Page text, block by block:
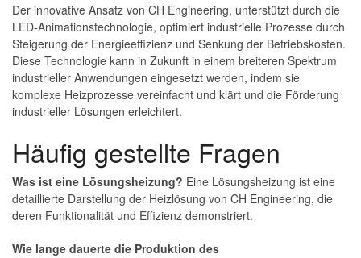
Der innovative Ansatz von CH Engineering, unterstützt durch die
LED-Animationstechnologie, optimiert industrielle Prozesse durch
Steigerung der Energieeffizienz und Senkung der Betriebskosten.
Diese Technologie kann in Zukunft in einem breiteren Spektrum
industrieller Anwendungen eingesetzt werden, indem sie
komplexe Heizprozesse vereinfacht und klärt und die Förderung
industrieller Lösungen erleichtert.
Häufig gestellte Fragen
Was ist eine Lösungsheizung? Eine Lösungsheizung ist eine
detaillierte Darstellung der Heizlösung von CH Engineering, die
deren Funktionalität und Effizienz demonstriert.
Wie lange dauerte die Produktion des